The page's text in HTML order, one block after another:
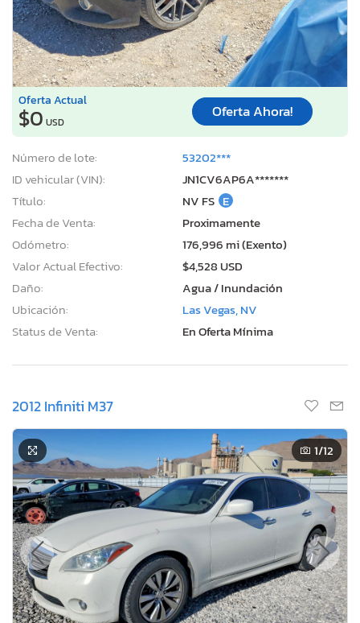
Oferta Actual
$0 USD
Oferta Ahora!
Número de lote:
53202***
ID vehicular (VIN):
JN1CV6AP6A*******
Título:
NV FS E
Fecha de Venta:
Proximamente
Odómetro:
176,996 mi (Exento)
Valor Actual Efectivo:
$4,528 USD
Daño:
Agua / Inundación
Ubicación:
Las Vegas, NV
Status de Venta:
En Oferta Mínima
2012 Infiniti M37
1/12